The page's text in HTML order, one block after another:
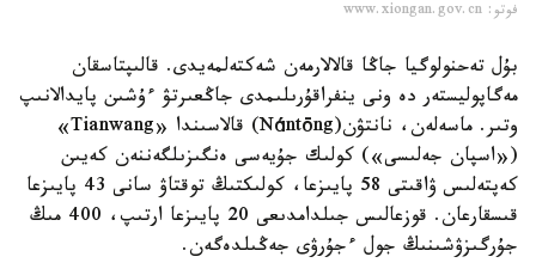
فوتو: www.xiongan.gov.cn
بۇل تەحنولوگيا جاڭا قالالارمەن شەكتەلمەيدى. قالىپتاسقان
مەگاپوليستەر دە ونى ينفراقۇرىلىمدى جاڭعىرتۋ ءۇشىن پايدالانىپ
وتىر. ماسەلەن، نانتۋن(Nántōng) قالاسىندا «Tianwang»
(«اسپان جەلىسى») كولىك جۇيەسى ەنگىزىلگەننەن كەيىن
كەپتەلىس ۋاقىتى 58 پايىزعا، كولىكتىڭ توقتاۋ سانى 43 پايىزعا
قىسقارعان. قوزعالىس جىلدامدىعى 20 پايىزعا ارتىپ، 400 مىڭ
جۇرگىزۋشىنىڭ جول ءجۇرۋى جەڭىلدەگەن.